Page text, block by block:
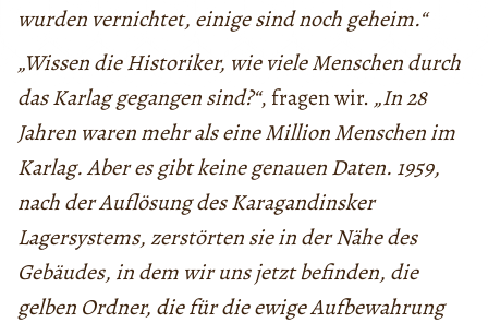
wurden vernichtet, einige sind noch geheim.“
„Wissen die Historiker, wie viele Menschen durch
das Karlag gegangen sind?“, fragen wir. „In 28
Jahren waren mehr als eine Million Menschen im
Karlag. Aber es gibt keine genauen Daten. 1959,
nach der Auflösung des Karagandinsker
Lagersystems, zerstörten sie in der Nähe des
Gebäudes, in dem wir uns jetzt befinden, die
gelben Ordner, die für die ewige Aufbewahrung